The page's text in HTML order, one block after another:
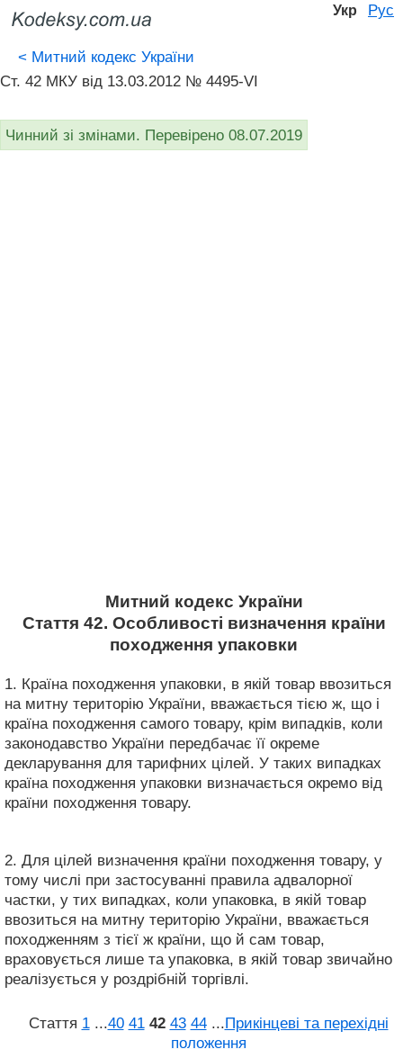
Укр Рус
< Митний кодекс України
Ст. 42 МКУ від 13.03.2012 № 4495-VI
Чинний зі змінами. Перевірено 08.07.2019
Митний кодекс України
Стаття 42. Особливості визначення країни
походження упаковки
1. Країна походження упаковки, в якій товар ввозиться
на митну територію України, вважається тією ж, що і
країна походження самого товару, крім випадків, коли
законодавство України передбачає її окреме
декларування для тарифних цілей. У таких випадках
країна походження упаковки визначається окремо від
країни походження товару.
2. Для цілей визначення країни походження товару, у
тому числі при застосуванні правила адвалорної
частки, у тих випадках, коли упаковка, в якій товар
ввозиться на митну територію України, вважається
походженням з тієї ж країни, що й сам товар,
враховується лише та упаковка, в якій товар звичайно
реалізується у роздрібній торгівлі.
Стаття 1 ...40 41 42 43 44 ...Прикінцеві та перехідні
положення